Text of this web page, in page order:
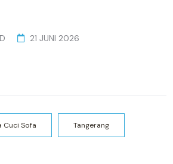
21 JUNI 2026
Cuci Sofa Tangerang